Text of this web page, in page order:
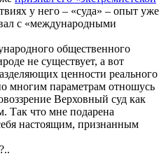
у него – «суда» – опыт уже
с «международными
общественного
не существует, а вот
ценности реального
многим параметрам отношусь
Верховный суд как
Так что мне подарена
настоящим, признанным